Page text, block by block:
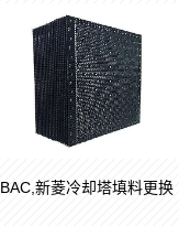
BAC,新菱冷却塔填料更换